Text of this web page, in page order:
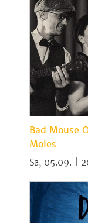
Bad Mouse
Moles
Sa, 05.09. |